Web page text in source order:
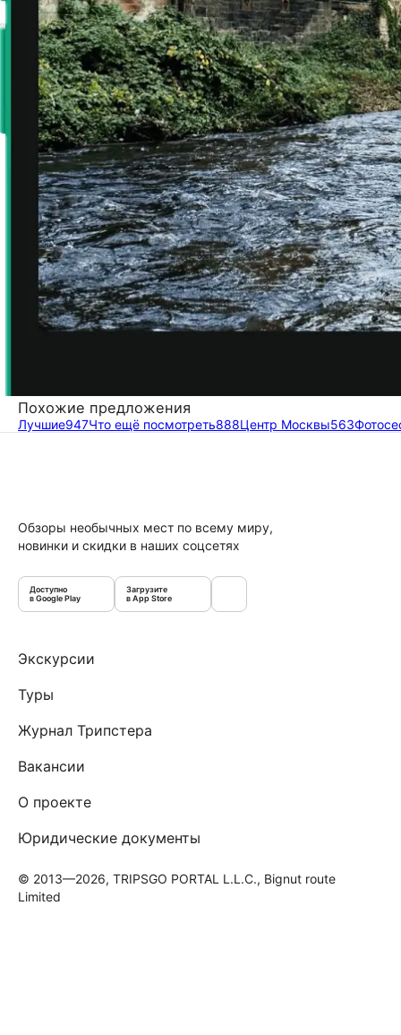
Похожие предложения
Лучшие947Что ещё посмотреть888Центр Москвы563
Обзоры необычных мест по всему миру,
новинки и скидки в наших соцсетях
Доступно
в Google Play
Загрузите
в App Store
Экскурсии
Туры
Журнал Трипстера
Вакансии
О проекте
Юридические документы
© 2013—2026, TRIPSGO PORTAL L.L.C., Bignut route
Limited